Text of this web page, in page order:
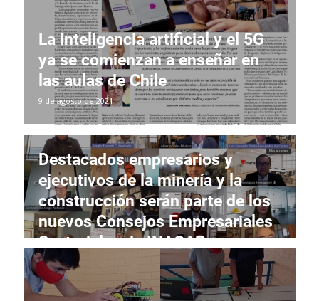
La inteligencia artificial y el 5G
ya se comienzan a enseñar en
las aulas de Chile
9 de agosto de 2021
Destacados empresarios y
ejecutivos de la minería y la
construcción serán parte de los
nuevos Consejos Empresariales
Sectoriales de INACAP
9 de agosto de 2021